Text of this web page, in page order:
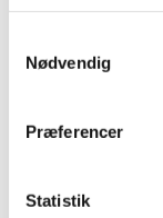
Nødvendig
Præferencer
Statistik
Alle (2506)
2026 (84)
december (28)